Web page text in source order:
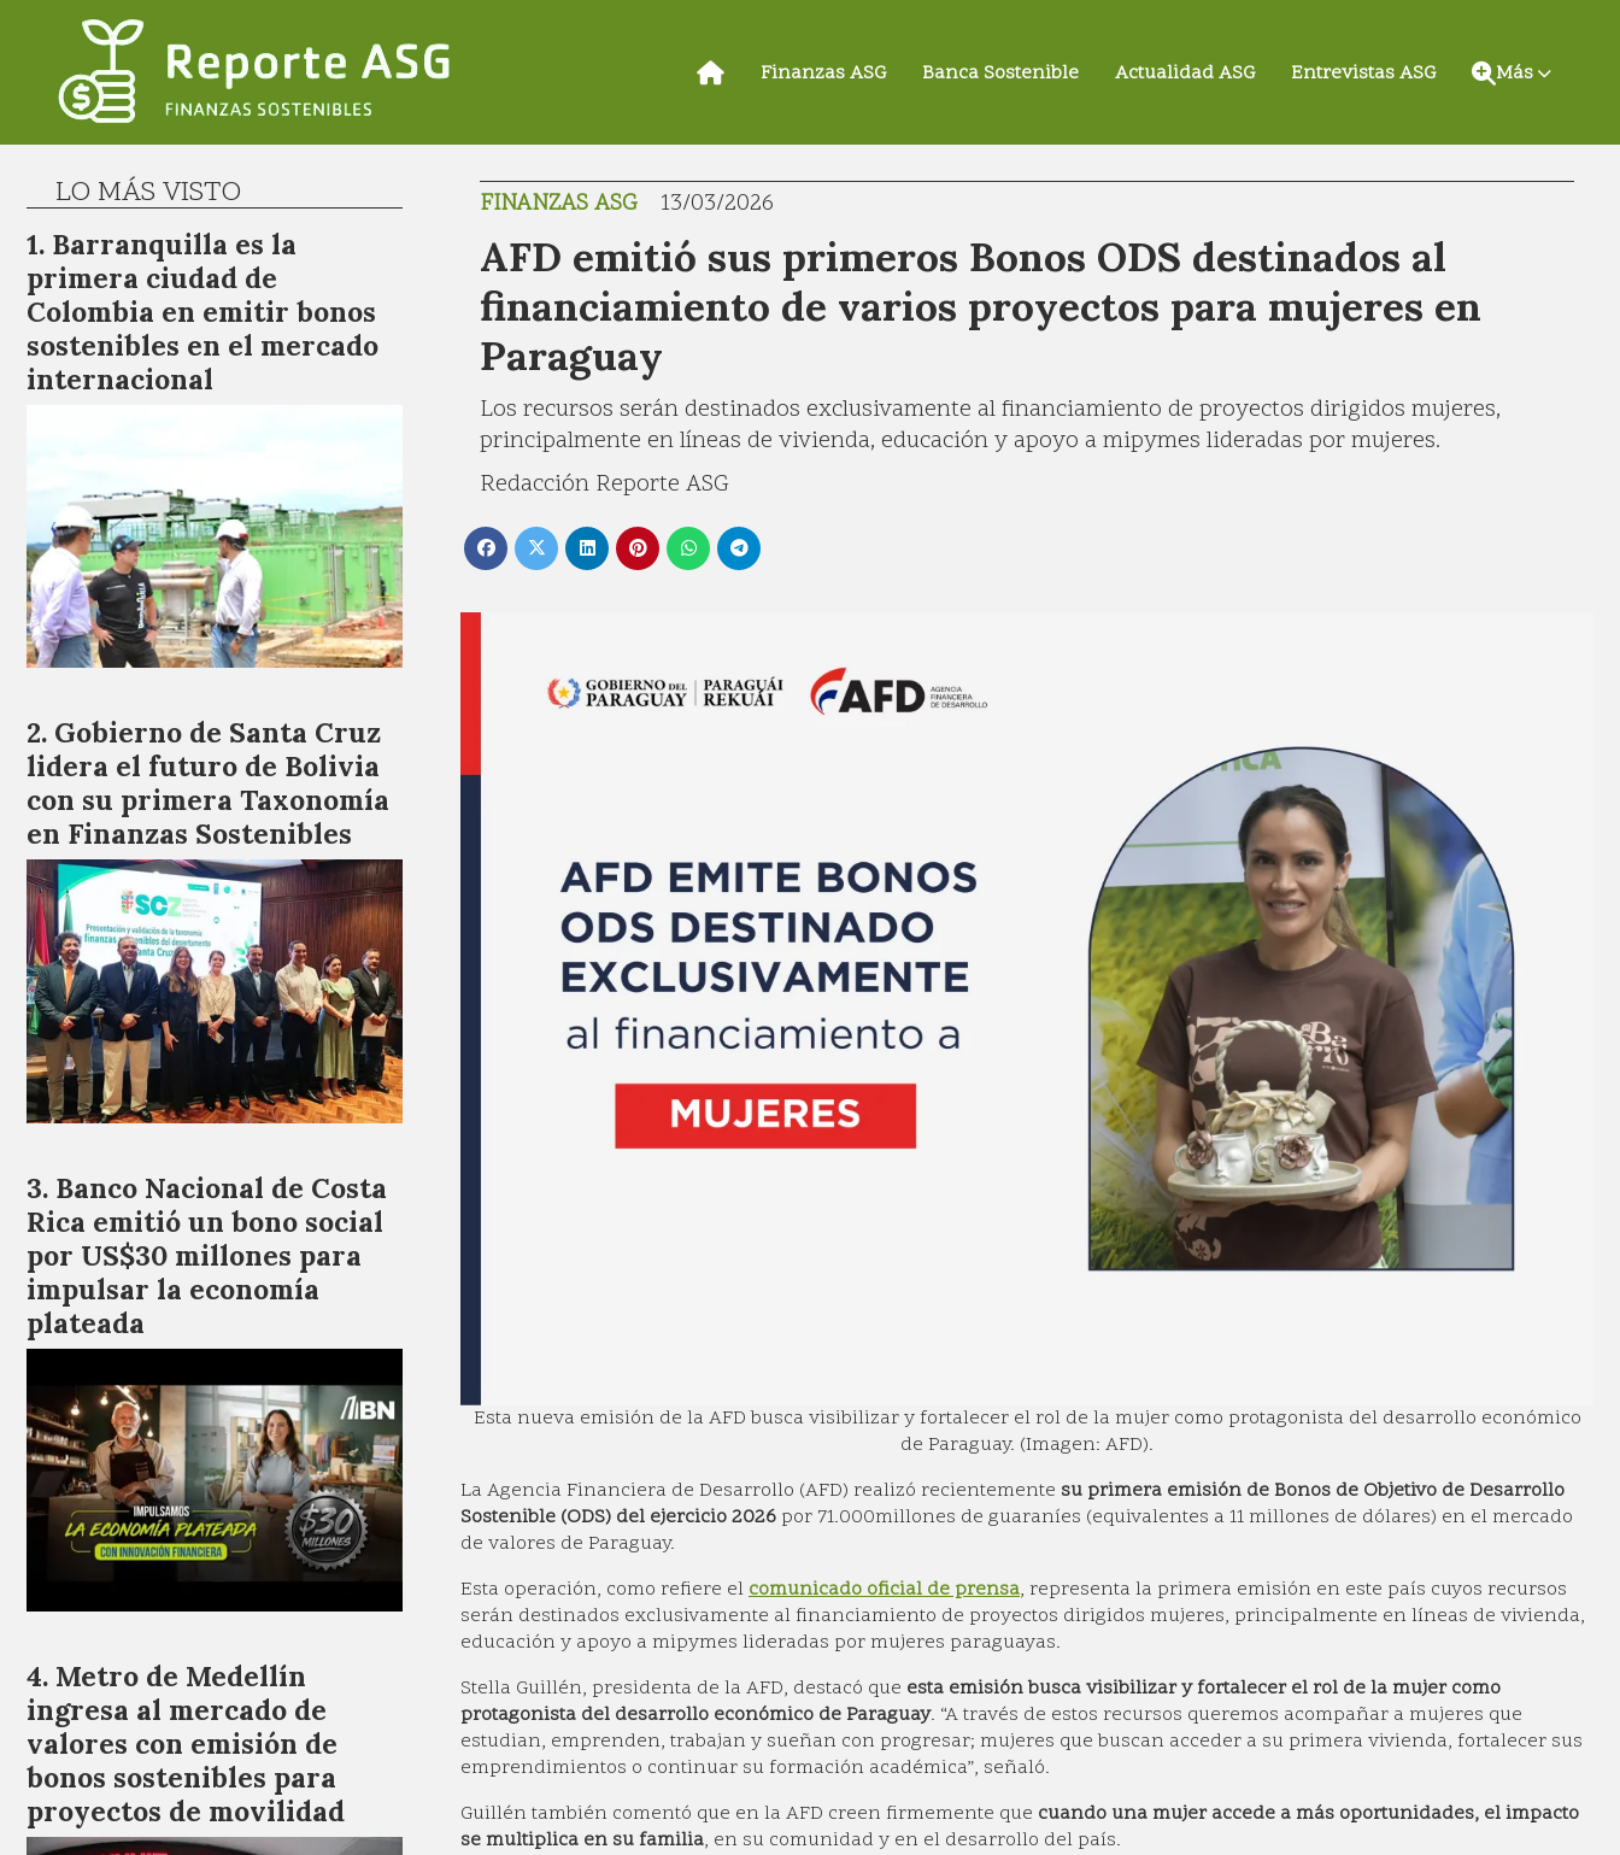
Finanzas ASG Banca Sostenible Actualidad ASG Entrevistas ASG Más
AFD emitió sus primeros Bonos ODS destinados al
financiamiento de varios proyectos para mujeres en
Paraguay
Los recursos serán destinados exclusivamente al financiamiento de proyectos dirigidos mujeres,
principalmente en líneas de vivienda, educación y apoyo a mipymes lideradas por mujeres.
FINANZAS ASG 13/03/2026
Redacción Reporte ASG
Esta nueva emisión de la AFD busca visibilizar y fortalecer el rol de la mujer como protagonista del desarrollo económico
de Paraguay. (Imagen: AFD).
La Agencia Financiera de Desarrollo (AFD) realizó recientemente su primera emisión de Bonos de Objetivo de Desarrollo
Sostenible (ODS) del ejercicio 2026 por 71.000millones de guaraníes (equivalentes a 11 millones de dólares) en el mercado
de valores de Paraguay.
Esta operación, como refiere elcomunicado oficial de prensa, representa la primera emisión en este país cuyos recursos
serán destinados exclusivamente al financiamiento de proyectos dirigidos mujeres, principalmente en líneas de vivienda,
educación y apoyo a mipymes lideradas por mujeres paraguayas.
Stella Guillén, presidenta de la AFD, destacó que esta emisión busca visibilizar y fortalecer el rol de la mujer como
protagonista del desarrollo económico de Paraguay. “A través de estos recursos queremos acompañar a mujeres que
estudian, emprenden, trabajan y sueñan con progresar; mujeres que buscan acceder a su primera vivienda, fortalecer sus
emprendimientos o continuar su formación académica”, señaló.
Guillén también comentó que en la AFD creen firmemente que cuando una mujer accede a más oportunidades, el impacto
se multiplica en su familia, en su comunidad y en el desarrollo del país.
LO MÁS VISTO
Barranquilla es la
primera ciudad de
Colombia en emitir bonos
sostenibles en el mercado
internacional
Gobierno de Santa Cruz
lidera el futuro de Bolivia
con su primera Taxonomía
en Finanzas Sostenibles
Banco Nacional de Costa
Rica emitió un bono social
por US$30 millones para
impulsar la economía
plateada
Metro de Medellín
ingresa al mercado de
valores con emisión de
bonos sostenibles para
proyectos de movilidad